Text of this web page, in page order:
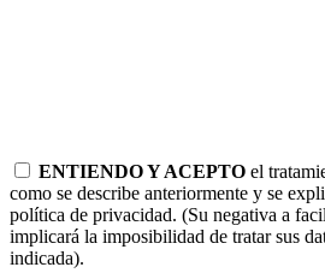
ENTIENDO Y ACEPTO el
como se describe anteriormente y se
política de privacidad. (Su negativa a
implicará la imposibilidad de tratar sus
indicada).